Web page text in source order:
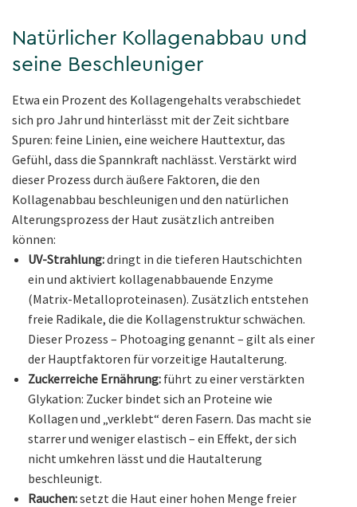
Natürlicher Kollagenabbau und
seine Beschleuniger
Etwa ein Prozent des Kollagengehalts verabschiedet
sich pro Jahr und hinterlässt mit der Zeit sichtbare
Spuren: feine Linien, eine weichere Hauttextur, das
Gefühl, dass die Spannkraft nachlässt. Verstärkt wird
dieser Prozess durch äußere Faktoren, die den
Kollagenabbau beschleunigen und den natürlichen
Alterungsprozess der Haut zusätzlich antreiben
können:
UV-Strahlung:dringt in die tieferen Hautschichten
ein und aktiviert kollagenabbauende Enzyme
(Matrix-Metalloproteinasen). Zusätzlich entstehen
freie Radikale, die die Kollagenstruktur schwächen.
Dieser Prozess – Photoaging genannt – gilt als einer
der Hauptfaktoren für vorzeitige Hautalterung.
Zuckerreiche Ernährung: führt zu einer verstärkten
Glykation: Zucker bindet sich an Proteine wie
Kollagen und „verklebt“ deren Fasern. Das macht sie
starrer und weniger elastisch – ein Effekt, der sich
nicht umkehren lässt und die Hautalterung
beschleunigt.
Rauchen:setzt die Haut einer hohen Menge freier